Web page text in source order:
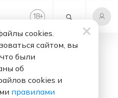
18+
You're in Love
cookies.
сайтом, вы
были
об
cookies и
правилами